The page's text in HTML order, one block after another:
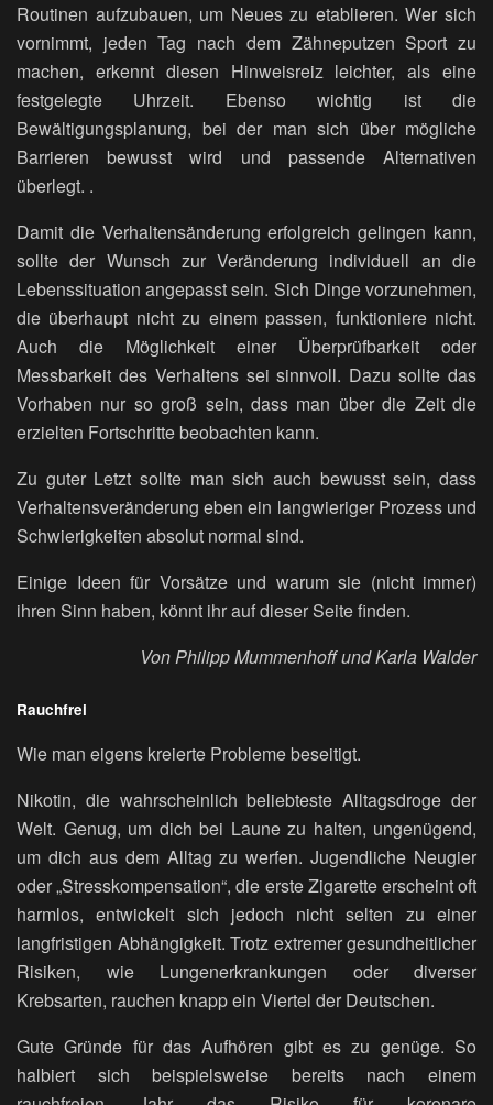
Routinen aufzubauen, um Neues zu etablieren. Wer sich
vornimmt, jeden Tag nach dem Zähneputzen Sport zu
machen, erkennt diesen Hinweisreiz leichter, als eine
festgelegte Uhrzeit. Ebenso wichtig ist die
Bewältigungsplanung, bei der man sich über mögliche
Barrieren bewusst wird und passende Alternativen
überlegt. .
Damit die Verhaltensänderung erfolgreich gelingen kann,
sollte der Wunsch zur Veränderung individuell an die
Lebenssituation angepasst sein. Sich Dinge vorzunehmen,
die überhaupt nicht zu einem passen, funktioniere nicht.
Auch die Möglichkeit einer Überprüfbarkeit oder
Messbarkeit des Verhaltens sei sinnvoll. Dazu sollte das
Vorhaben nur so groß sein, dass man über die Zeit die
erzielten Fortschritte beobachten kann.
Zu guter Letzt sollte man sich auch bewusst sein, dass
Verhaltensveränderung eben ein langwieriger Prozess und
Schwierigkeiten absolut normal sind.
Einige Ideen für Vorsätze und warum sie (nicht immer)
ihren Sinn haben, könnt ihr auf dieser Seite finden.
Von Philipp Mummenhoff und Karla Walder
Rauchfrei
Wie man eigens kreierte Probleme beseitigt.
Nikotin, die wahrscheinlich beliebteste Alltagsdroge der
Welt. Genug, um dich bei Laune zu halten, ungenügend,
um dich aus dem Alltag zu werfen. Jugendliche Neugier
oder „Stresskompensation“, die erste Zigarette erscheint oft
harmlos, entwickelt sich jedoch nicht selten zu einer
langfristigen Abhängigkeit. Trotz extremer gesundheitlicher
Risiken, wie Lungenerkrankungen oder diverser
Krebsarten, rauchen knapp ein Viertel der Deutschen.
Gute Gründe für das Aufhören gibt es zu genüge. So
halbiert sich beispielsweise bereits nach einem